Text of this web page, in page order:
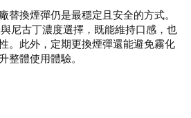
替換煙彈仍是最穩定且安全的方式。
尼古丁濃度選擇，既能維持口感，也
。此外，定期更換煙彈還能避免霧化
整體使用體驗。